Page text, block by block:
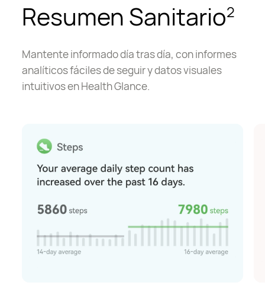
Resumen Sanitario2
Mantente informado día tras día, con informes
analíticos fáciles de seguir y datos visuales
intuitivos en Health Glance.